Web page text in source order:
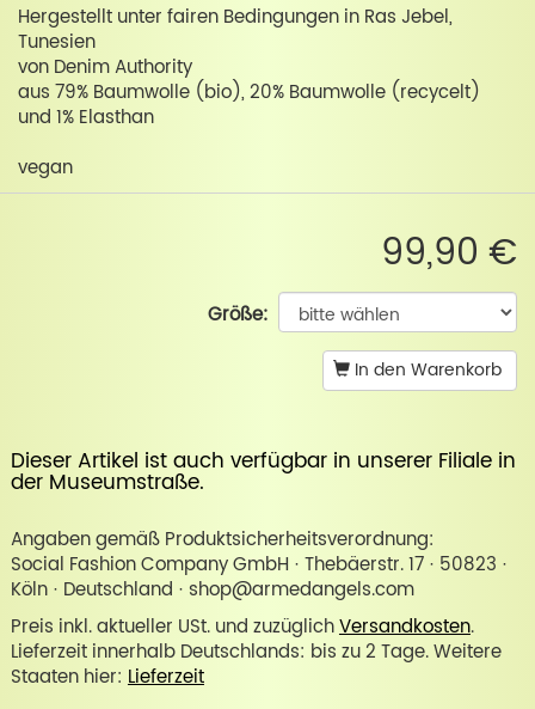
Hergestellt unter fairen Bedingungen in Ras Jebel,
Tunesien
von Denim Authority
aus 79% Baumwolle (bio), 20% Baumwolle (recycelt)
und 1% Elasthan
vegan
99,90 €
Größe:
In den Warenkorb
Dieser Artikel ist auch verfügbar in unserer Filiale in
der Museumstraße.
Angaben gemäß Produktsicherheitsverordnung:
Social Fashion Company GmbH · Thebäerstr. 17 · 50823 ·
Köln · Deutschland · shop@armedangels.com
Preis inkl. aktueller USt. und zuzüglichVersandkosten.
Lieferzeit innerhalb Deutschlands: bis zu 2 Tage. Weitere
Staaten hier: Lieferzeit